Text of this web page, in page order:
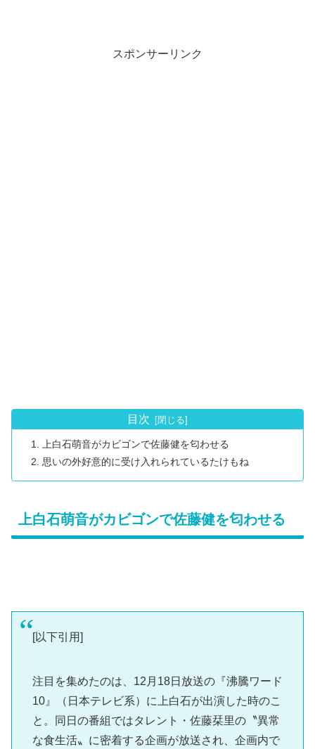
スポンサーリンク
目次
上白石萌音がカビゴンで佐藤健を匂わせる
思いの外好意的に受け入れられているたけもね
上白石萌音がカビゴンで佐藤健を匂わせる
[以下引用]
注目を集めたのは、12月18日放送の『沸騰ワード
10』（日本テレビ系）に上白石が出演した時のこ
と。同日の番組ではタレント・佐藤栞里の〝異常
な食生活〟に密着する企画が放送され、企画内で